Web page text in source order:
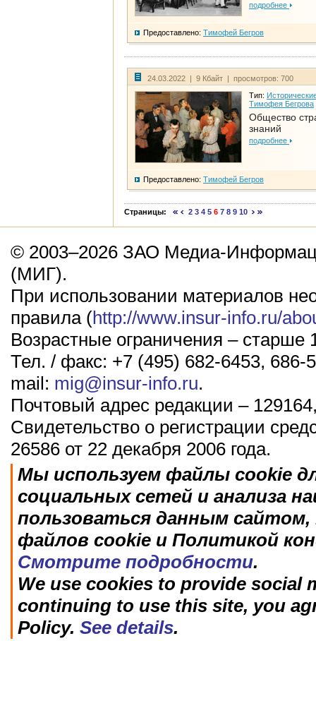
подробнее
Предоставлено: Тимофей Бегров
24.03.2022 | 9 Кбайт | просмотров: 700
Тип:
Тимофея Бегрова
Общество
знаний
подробнее
Предоставлено: Тимофей Бегров
Страницы: 2 3 4 5 6 7 8 9 10
© 2003–2026 ЗАО Медиа-
(МИГ).
При использовании материалов
правила (http://www.insur-info.ru/
Возрастные ограничения – старше
Тел. / факс: +7 (495) 682-6453, 686-
mail: mig@insur-info.ru.
Почтовый адрес редакции –
Свидетельство о регистрации
26586 от 22 декабря 2006 года.
Мы используем файлы cookie
социальных сетей и анализа
пользоваться данным
файлов cookie и Политикой
Смотрите подробности.
We use cookies to provide social
continuing to use this site, you
Policy. See details.